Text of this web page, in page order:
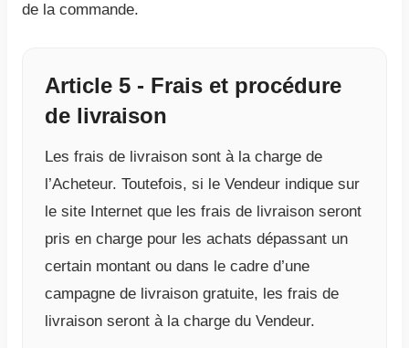
de la commande.
Article 5 - Frais et procédure
de livraison
Les frais de livraison sont à la charge de
l’Acheteur. Toutefois, si le Vendeur indique sur
le site Internet que les frais de livraison seront
pris en charge pour les achats dépassant un
certain montant ou dans le cadre d’une
campagne de livraison gratuite, les frais de
livraison seront à la charge du Vendeur.